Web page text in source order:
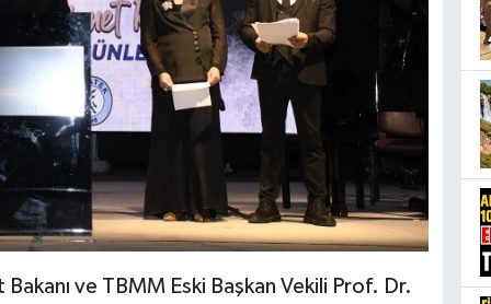
ve TBMM Eski Başkan Vekili Prof. Dr.